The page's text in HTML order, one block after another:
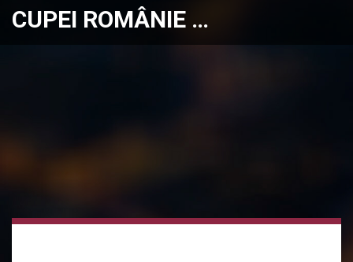
CUPEI ROMÂNIE …